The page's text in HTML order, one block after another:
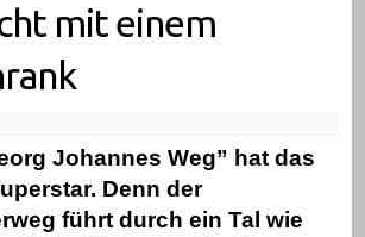
mit einem
Johannes Weg” hat das
Denn der
führt durch ein Tal wie